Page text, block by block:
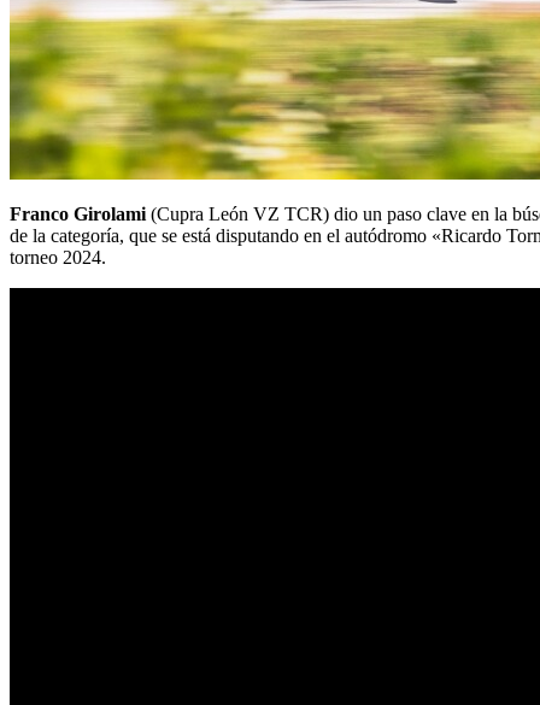
Franco Girolami (Cupra León VZ TCR) dio un paso clave en la
de la categoría, que se está disputando en el autódromo «Ricardo
torneo 2024.